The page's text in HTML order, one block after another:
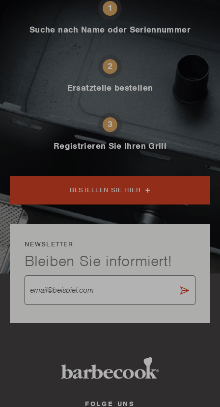
1
Suche nach Name oder Seriennummer
2
Ersatzteile bestellen
3
Registrieren Sie Ihren Grill
BESTELLEN SIE HIER
NEWSLETTER
Bleiben Sie informiert!
FOLGE UNS